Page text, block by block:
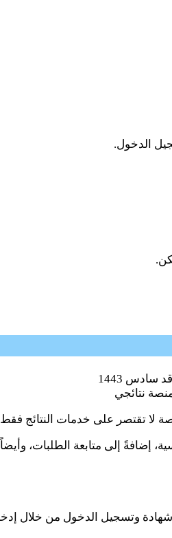
الدخول.
نتائجي
إضافةً إلى متابعة الطلبات،
وتسجيل الدخول من خلال